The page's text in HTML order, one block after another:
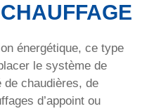
énergétique, ce type
le système de
de chaudières, de
d’appoint ou